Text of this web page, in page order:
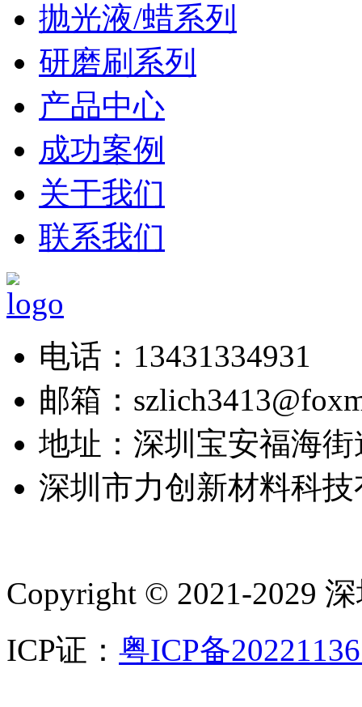
抛光液/蜡系列
研磨刷系列
产品中心
成功案例
关于我们
联系我们
电话：13431334931
邮箱：
地址：深圳宝安福海
深圳市力创新材料科
Copyright © 2021-2029
ICP证： 粤ICP备